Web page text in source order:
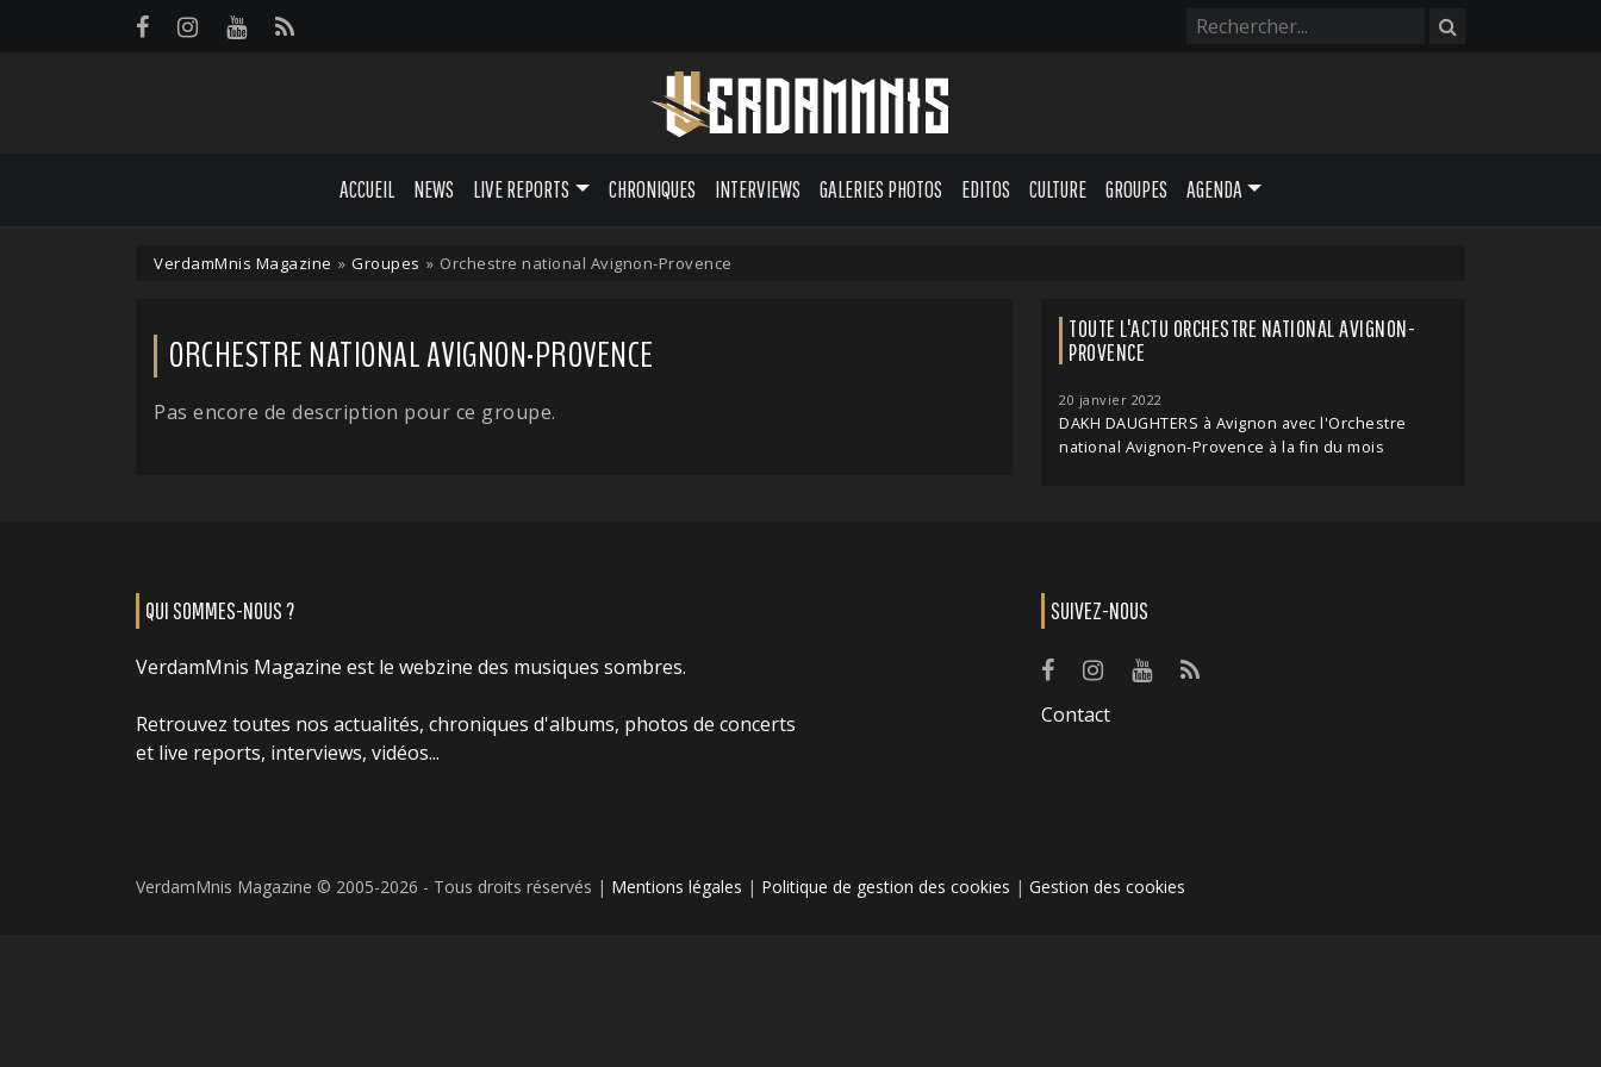
ACCUEIL NEWS LIVE REPORTS CHRONIQUES INTERVIEWS GALERIES PHOTOS EDITOS CULTURE GROUPES AGENDA
VerdamMnis Magazine » Groupes » Orchestre national Avignon-Provence
ORCHESTRE NATIONAL AVIGNON-PROVENCE
Pas encore de description pour ce groupe.
TOUTE L'ACTU ORCHESTRE NATIONAL AVIGNON-
PROVENCE
20 janvier 2022
DAKH DAUGHTERS à Avignon avec l'Orchestre
national Avignon-Provence à la fin du mois
QUI SOMMES-NOUS ?
VerdamMnis Magazine est le webzine des musiques sombres.
Retrouvez toutes nos actualités, chroniques d'albums, photos de concerts
et live reports, interviews, vidéos...
SUIVEZ-NOUS
Contact
VerdamMnis Magazine © 2005-2026 - Tous droits réservés | Mentions légales | Politique de gestion des cookies | Gestion des cookies
Panneau de gestion des cookies